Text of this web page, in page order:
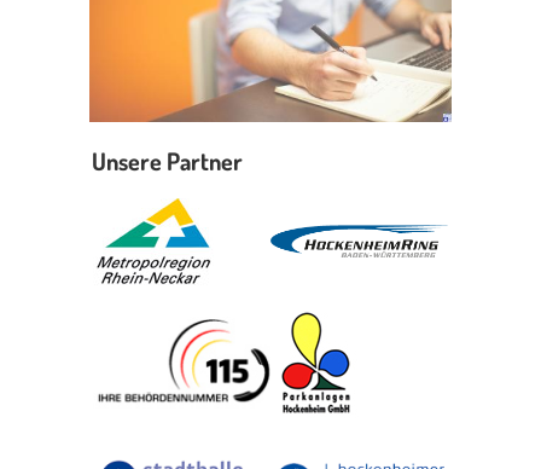
Unsere Partner